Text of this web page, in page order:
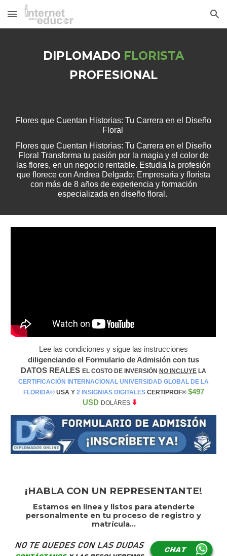
Skip to main content Skip to navigation
DIPLOMADO FLORISTA
PROFESIONAL
Flores que Cuentan Historias: Tu Carrera en el Diseño
Floral
Flores que Cuentan Historias: Tu Carrera en el Diseño
Floral Transforma tu pasión por la magia y el color de
las flores, en un negocio rentable. Estudia la profesión
que florece con Andrea Delgado; Empresaria y florista
con más de 8 años de experiencia y formación
especializada en diseño floral.
Lee las condiciones y sigue las instrucciones
diligenciando el Formulario de Admisión con tus
DATOS REALES EL COSTO DE INVERSIÓN NO INCLUYE LA
CERTIFICACIÓN INTERNACIONAL UNIVERSIDAD GLOBAL DE LA
FLORIDA®️USA Y 2 INSIGNIAS DIGITALESCERTIPROF®️ $497
USD DOLÁRES ⬇️
¡HABLA CON UN REPRESENTANTE!
Estamos en línea y listos para atenderte
personalmente en tu proceso de registro y
matrícula...